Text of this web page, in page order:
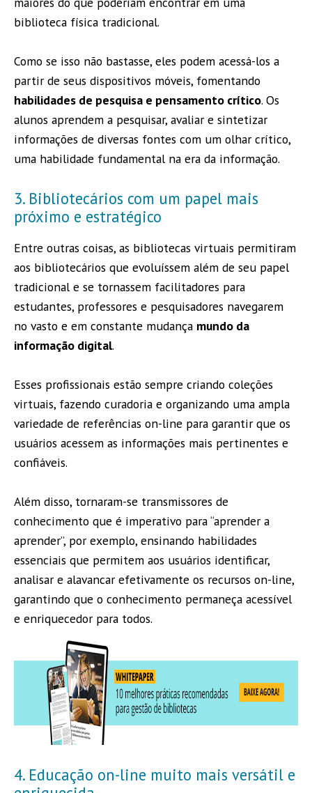
biblioteca física tradicional.
Como se isso não bastasse, eles podem acessá-los a
partir de seus dispositivos móveis, fomentando
habilidades de pesquisa e pensamento crítico. Os
alunos aprendem a pesquisar, avaliar e sintetizar
informações de diversas fontes com um olhar crítico,
uma habilidade fundamental na era da informação.
3. Bibliotecários com um papel mais
próximo e estratégico
Entre outras coisas, as bibliotecas virtuais permitiram
aos bibliotecários que evoluíssem além de seu papel
tradicional e se tornassem facilitadores para
estudantes, professores e pesquisadores navegarem
no vasto e em constante mudança mundo da
informação digital.
Esses profissionais estão sempre criando coleções
virtuais, fazendo curadoria e organizando uma ampla
variedade de referências on-line para garantir que os
usuários acessem as informações mais pertinentes e
confiáveis.
Além disso, tornaram-se transmissores de
conhecimento que é imperativo para “aprender a
aprender”, por exemplo, ensinando habilidades
essenciais que permitem aos usuários identificar,
analisar e alavancar efetivamente os recursos on-line,
garantindo que o conhecimento permaneça acessível
e enriquecedor para todos.
4. Educação on-line muito mais versátil e